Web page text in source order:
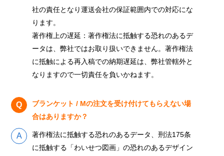
社の責任となり運送会社の保証範囲内での対応にな
ります。
著作権上の遅延：著作権法に抵触する恐れのあるデ
ータは、弊社ではお取り扱いできません。著作権法
に抵触による再入稿での納期遅延は、弊社管轄外と
なりますので一切責任を負いかねます。
ブランケット / Mの注文を受け付けてもらえない場
合はありますか？
著作権法に抵触する恐れのあるデータ、刑法175条
に抵触する「わいせつ図画」の恐れのあるデザイン